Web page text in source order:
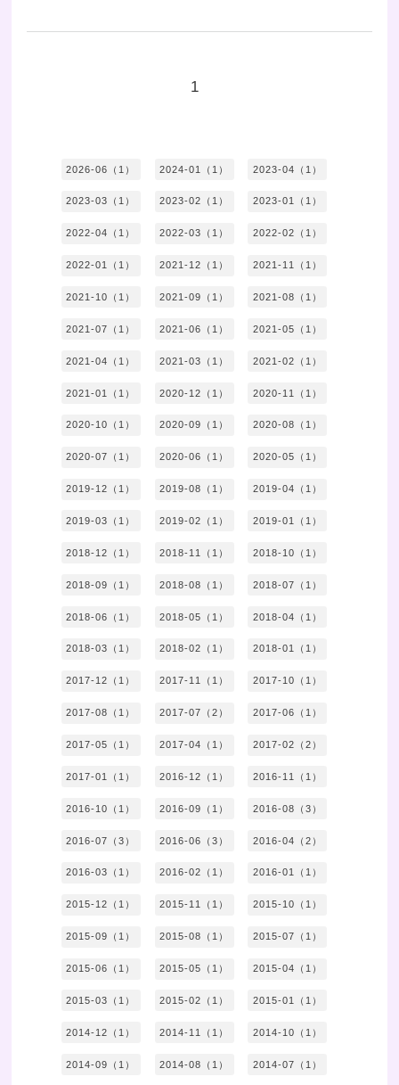
1
2026-06（1） 2024-01（1） 2023-04（1）
2023-03（1） 2023-02（1） 2023-01（1）
2022-04（1） 2022-03（1） 2022-02（1）
2022-01（1） 2021-12（1） 2021-11（1）
2021-10（1） 2021-09（1） 2021-08（1）
2021-07（1） 2021-06（1） 2021-05（1）
2021-04（1） 2021-03（1） 2021-02（1）
2021-01（1） 2020-12（1） 2020-11（1）
2020-10（1） 2020-09（1） 2020-08（1）
2020-07（1） 2020-06（1） 2020-05（1）
2019-12（1） 2019-08（1） 2019-04（1）
2019-03（1） 2019-02（1） 2019-01（1）
2018-12（1） 2018-11（1） 2018-10（1）
2018-09（1） 2018-08（1） 2018-07（1）
2018-06（1） 2018-05（1） 2018-04（1）
2018-03（1） 2018-02（1） 2018-01（1）
2017-12（1） 2017-11（1） 2017-10（1）
2017-08（1） 2017-07（2） 2017-06（1）
2017-05（1） 2017-04（1） 2017-02（2）
2017-01（1） 2016-12（1） 2016-11（1）
2016-10（1） 2016-09（1） 2016-08（3）
2016-07（3） 2016-06（3） 2016-04（2）
2016-03（1） 2016-02（1） 2016-01（1）
2015-12（1） 2015-11（1） 2015-10（1）
2015-09（1） 2015-08（1） 2015-07（1）
2015-06（1） 2015-05（1） 2015-04（1）
2015-03（1） 2015-02（1） 2015-01（1）
2014-12（1） 2014-11（1） 2014-10（1）
2014-09（1） 2014-08（1） 2014-07（1）